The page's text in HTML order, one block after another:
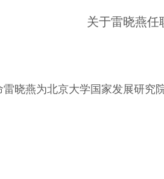
关于雷晓燕任
晓燕为北京大学国家发展研究